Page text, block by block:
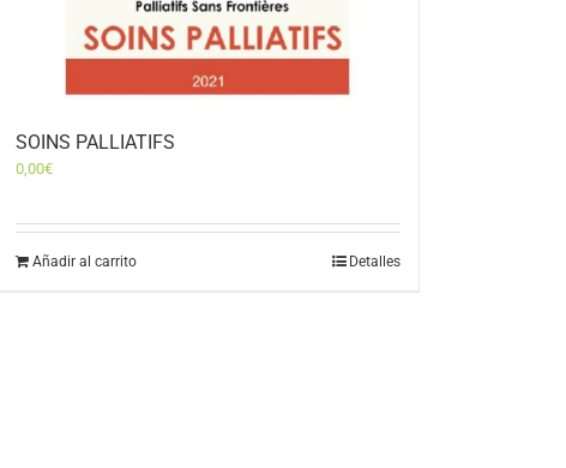
SOINS PALLIATIFS
0,00€
Añadir al carrito Detalles